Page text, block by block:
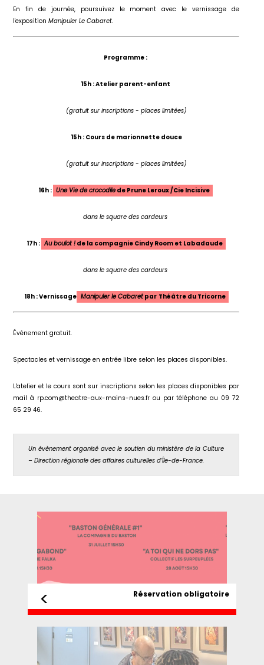
En fin de journée, poursuivez le moment avec le vernissage de
l'expositionManipuler Le Cabaret.
Programme :
15h : Atelier parent-enfant
(gratuit sur inscriptions - places limitées)
15h : Cours de marionnette douce
(gratuit sur inscriptions - places limitées)
16h : Une Vie de crocodilede Prune Leroux /Cie Incisive
dans le square des cardeurs
17h : Au boulot ! de la compagnie Cindy Room et Labadaude
dans le square des cardeurs
18h : Vernissage Manipuler le Cabaretpar Théâtre du Tricorne
Événement gratuit.
Spectacles et vernissage en entrée libre selon les places disponibles.
L'atelier et le cours sont sur inscriptions selon les places disponibles par
mail à rp.com@theatre-aux-mains-nues.fr ou par téléphone au 09 72
65 29 46.
Un évènement organisé avec le soutien du ministère de la Culture
– Direction régionale des affaires culturelles d’Île-de-France.
Réservation obligatoire
<